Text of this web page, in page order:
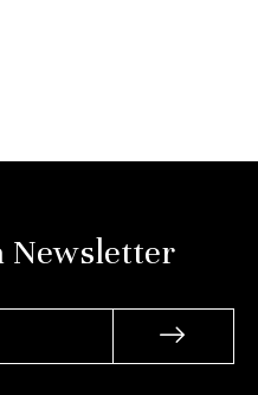
Newsletter